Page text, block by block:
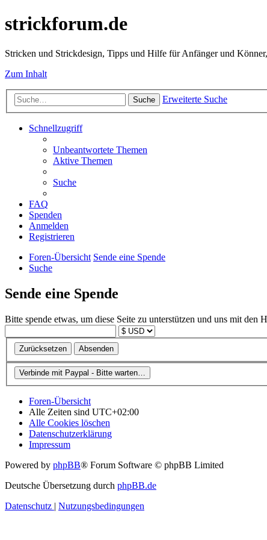
strickforum.de
Stricken und Strickdesign, Tipps und Hilfe für Anfänger und
Zum Inhalt
Suche Erweiterte Suche
Schnellzugriff
Unbeantwortete Themen
Aktive Themen
Suche
FAQ
Spenden
Anmelden
Registrieren
Foren-Übersicht Sende eine Spende
Suche
Sende eine Spende
Bitte spende etwas, um diese Seite zu unterstützen und uns mit den
Foren-Übersicht
Alle Zeiten sind UTC+02:00
Alle Cookies löschen
Datenschutzerklärung
Impressum
Powered by phpBB® Forum Software © phpBB Limited
Deutsche Übersetzung durch phpBB.de
Datenschutz
Nutzungsbedingungen